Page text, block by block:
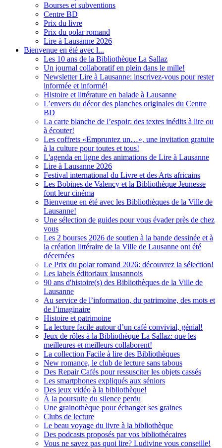
Bourses et subventions
Centre BD
Prix du livre
Prix du polar romand
Lire à Lausanne 2026
Bienvenue en été avec l...
Les 10 ans de la Bibliothèque La Sallaz
Un journal collaboratif en plein dans le mille!
Newsletter Lire à Lausanne: inscrivez-vous pour rester
informée et informé!
Histoire et littérature en balade à Lausanne
L’envers du décor des planches originales du Centre
BD
La carte blanche de l’espoir: des textes inédits à lire ou
à écouter!
Les coffrets «Empruntez un…», une invitation gratuite
à la culture pour toutes et tous!
L'agenda en ligne des animations de Lire à Lausanne
Lire à Lausanne 2026
Festival international du Livre et des Arts africains
Les Bobines de Valency et la Bibliothèque Jeunesse
font leur cinéma
Bienvenue en été avec les Bibliothèques de la Ville de
Lausanne!
Une sélection de guides pour vous évader près de chez
vous
Les 2 bourses 2026 de soutien à la bande dessinée et à
la création littéraire de la Ville de Lausanne ont été
décernées
Le Prix du polar romand 2026: découvrez la sélection!
Les labels éditoriaux lausannois
90 ans d'histoire(s) des Bibliothèques de la Ville de
Lausanne
Au service de l’information, du patrimoine, des mots et
de l’imaginaire
Histoire et patrimoine
La lecture facile autour d’un café convivial, génial!
Jeux de rôles à la Bibliothèque La Sallaz: que les
meilleures et meilleurs collaborent!
La collection Facile à lire des Bibliothèques
New romance, le club de lecture sans tabous
Des Repair Cafés pour ressusciter les objets cassés
Les smartphones expliqués aux séniors
Des jeux vidéo à la bibliothèque!
À la poursuite du silence perdu
Une grainothèque pour échanger ses graines
Clubs de lecture
Le beau voyage du livre à la bibliothèque
Des podcasts proposés par vos bibliothécaires
Vous ne savez pas quoi lire? Ludivine vous conseille!